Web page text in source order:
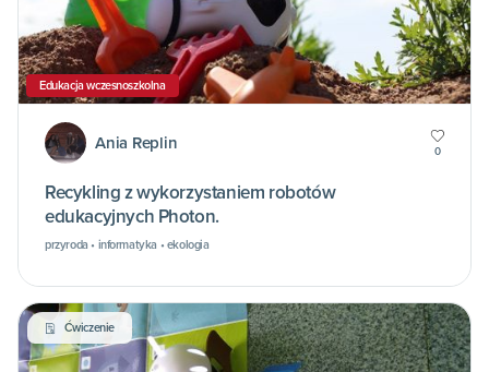
Edukacja wczesnoszkolna
Ania Replin 0
Recykling z wykorzystaniem robotów
edukacyjnych Photon.
przyroda • informatyka • ekologia
Ćwiczenie